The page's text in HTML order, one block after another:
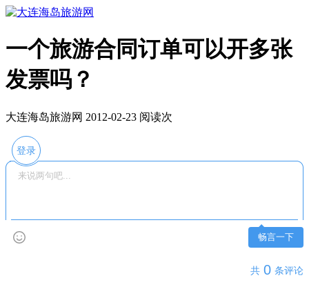
一个旅游合同订单可以开多张
发票吗？
大连海岛旅游网 2012-02-23 阅读次
登录
畅言一下
共 0 条评论